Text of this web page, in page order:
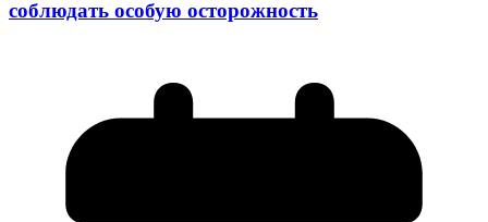
соблюдать особую осторожность